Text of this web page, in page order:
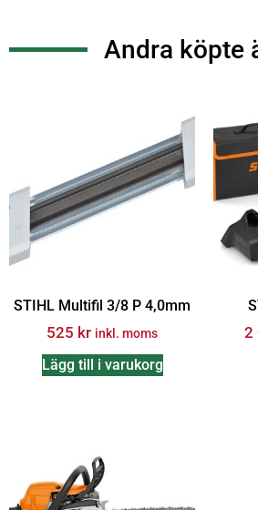
Andra köpte
STIHL Multifil 3/8 P 4,0mm
525 kr inkl. moms
Lägg till i varukorg
2